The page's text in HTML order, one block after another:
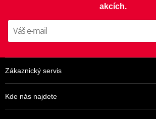
akcích.
Zákaznický servis
Kde nás najdete